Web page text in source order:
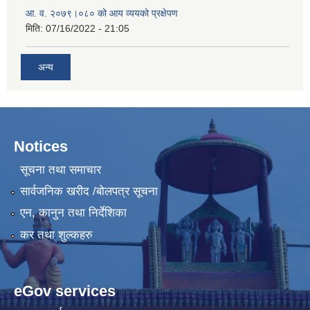
आ. व. २०७९।०८० को आय व्ययको प्रक्षेपण
मिति: 07/16/2022 - 21:05
अन्य
Notices
सूचना तथा समाचार
सार्वजनिक खरीद /बोलपत्र सूचना
एन, कानुन तथा निर्देशिका
कर तथा शुल्कहरु
eGov services